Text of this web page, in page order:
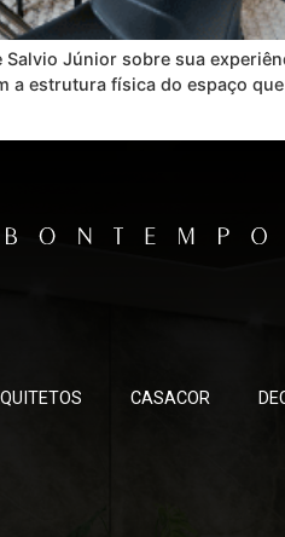
Júnior sobre sua
estrutura física do espaço
CASACOR